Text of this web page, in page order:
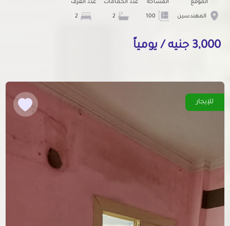
الموقع
المهندسين
المساحة عدد الحمامات عدد الغرف
3,000 جنيه / يومياً
للإيجار